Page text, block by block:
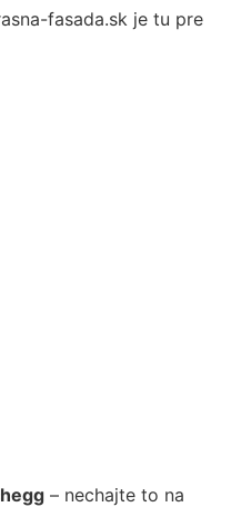
fasada.sk je tu pre
– nechajte to na